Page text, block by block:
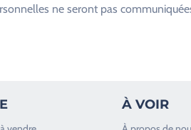
ne seront pas
À VOIR